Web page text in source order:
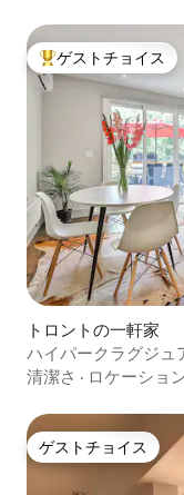
大好評のゲストチョ
ゲストチョイス
トロントの一軒家
ハイパークラグジュ
リー向け
清潔さ · ロケーショ
ゲストチョイス
ゲストチョイス